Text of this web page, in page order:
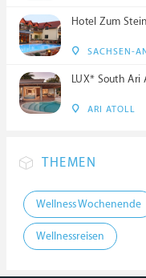
Hotel Zum
SACHSEN-
LUX* South Ari
ARI ATOLL
THEMEN
Wellness Wochenende
Wellnessreisen